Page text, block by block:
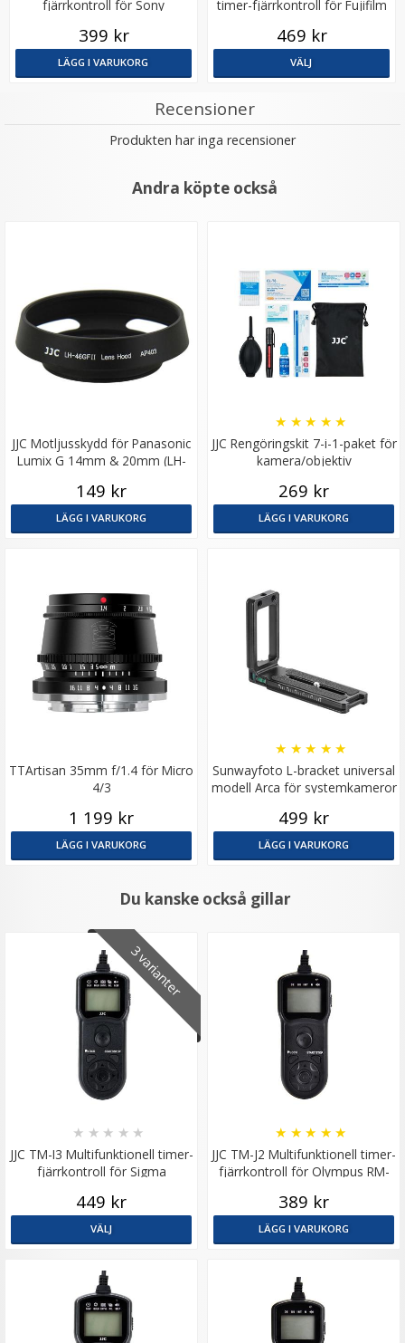
fjärrkontroll för Sony
399 kr
LÄGG I VARUKORG
timer-fjärrkontroll för Fujifilm
469 kr
VÄLJ
Recensioner
Produkten har inga recensioner
Andra köpte också
JJC Motljusskydd för Panasonic
Lumix G 14mm & 20mm (LH-
149 kr
LÄGG I VARUKORG
JJC Rengöringskit 7-i-1-paket för
kamera/objektiv
★ ★ ★ ★ ★
269 kr
LÄGG I VARUKORG
TTArtisan 35mm f/1.4 för Micro
4/3
1 199 kr
LÄGG I VARUKORG
Sunwayfoto L-bracket universal
modell Arca för systemkameror
★ ★ ★ ★ ★
499 kr
LÄGG I VARUKORG
Du kanske också gillar
3 varianter
JJC TM-I3 Multifunktionell timer-
fjärrkontroll för Sigma
★ ★ ★ ★ ★
449 kr
VÄLJ
JJC TM-J2 Multifunktionell timer-
fjärrkontroll för Olympus RM-
★ ★ ★ ★ ★
389 kr
LÄGG I VARUKORG